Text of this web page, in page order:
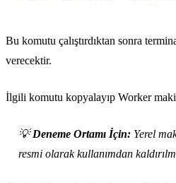
Bu komutu çalıştırdıktan sonra
verecektir.
İlgili komutu kopyalayıp Worker
💡Deneme Ortamı İçin: Yerel
resmi olarak kullanımdan